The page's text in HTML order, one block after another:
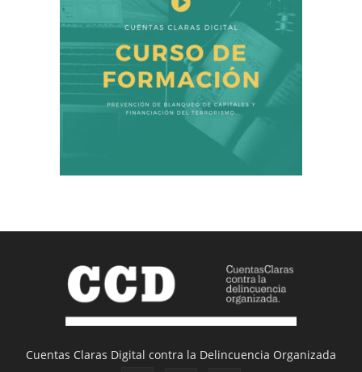
Cuentas Claras Digital contra la Delincuencia Organizada